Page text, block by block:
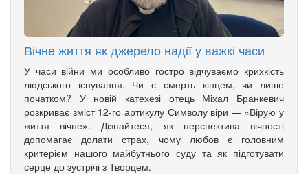
Вічне життя як джерело надії у важкі часи
У часи війни ми особливо гостро відчуваємо крихкість
людського існування. Чи є смерть кінцем, чи лише
початком? У новій катехезі отець Міхал Бранкевич
розкриває зміст 12-го артикулу Символу віри — «Вірую у
життя вічне». Дізнайтеся, як перспектива вічності
допомагає долати страх, чому любов є головним
критерієм нашого майбутнього суду та як підготувати
серце до зустрічі з Творцем.